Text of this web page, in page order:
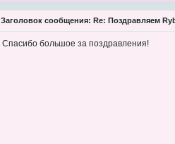
Заголовок сообщения: Re: Поздравляем
Спасибо большое за поздравления!